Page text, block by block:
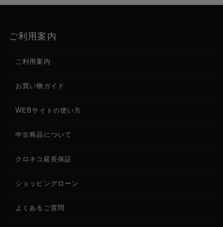
ご利用案内
ご利用案内
お買い物ガイド
WEBサイトの使い方
中古商品について
クロネコ延長保証
ショッピングローン
よくあるご質問